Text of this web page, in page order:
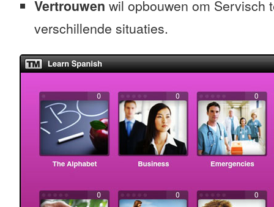
Vertrouwen wil opbouwen om Servisch
verschillende situaties.